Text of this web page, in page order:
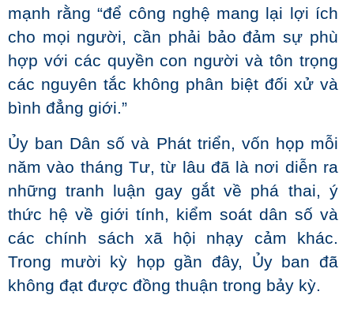
mạnh rằng “để công nghệ mang lại lợi ích
cho mọi người, cần phải bảo đảm sự phù
hợp với các quyền con người và tôn trọng
các nguyên tắc không phân biệt đối xử và
bình đẳng giới.”
Ủy ban Dân số và Phát triển, vốn họp mỗi
năm vào tháng Tư, từ lâu đã là nơi diễn ra
những tranh luận gay gắt về phá thai, ý
thức hệ về giới tính, kiểm soát dân số và
các chính sách xã hội nhạy cảm khác.
Trong mười kỳ họp gần đây, Ủy ban đã
không đạt được đồng thuận trong bảy kỳ.